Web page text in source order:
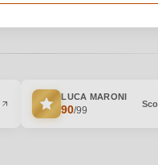
LUCA MARONI
90/99